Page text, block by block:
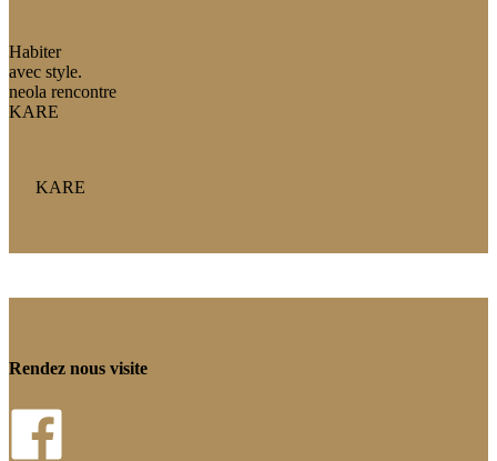
Habiter
avec style.
neola rencontre
KARE
KARE
Rendez nous visite